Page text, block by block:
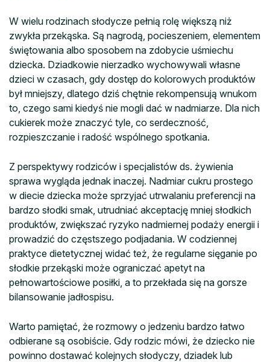
W wielu rodzinach słodycze pełnią rolę większą niż
zwykła przekąska. Są nagrodą, pocieszeniem, elementem
świętowania albo sposobem na zdobycie uśmiechu
dziecka. Dziadkowie nierzadko wychowywali własne
dzieci w czasach, gdy dostęp do kolorowych produktów
był mniejszy, dlatego dziś chętnie rekompensują wnukom
to, czego sami kiedyś nie mogli dać w nadmiarze. Dla nich
cukierek może znaczyć tyle, co serdeczność,
rozpieszczanie i radość wspólnego spotkania.
Z perspektywy rodziców i specjalistów ds. żywienia
sprawa wygląda jednak inaczej. Nadmiar cukru prostego
w diecie dziecka może sprzyjać utrwalaniu preferencji na
bardzo słodki smak, utrudniać akceptację mniej słodkich
produktów, zwiększać ryzyko nadmiernej podaży energii i
prowadzić do częstszego podjadania. W codziennej
praktyce dietetycznej widać też, że regularne sięganie po
słodkie przekąski może ograniczać apetyt na
pełnowartościowe posiłki, a to przekłada się na gorsze
bilansowanie jadłospisu.
Warto pamiętać, że rozmowy o jedzeniu bardzo łatwo
odbierane są osobiście. Gdy rodzic mówi, że dziecko nie
powinno dostawać kolejnych słodyczy, dziadek lub